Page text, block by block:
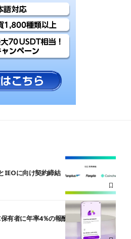
IEOに向け契約締結
有者に年率4％の報酬プログラムを開